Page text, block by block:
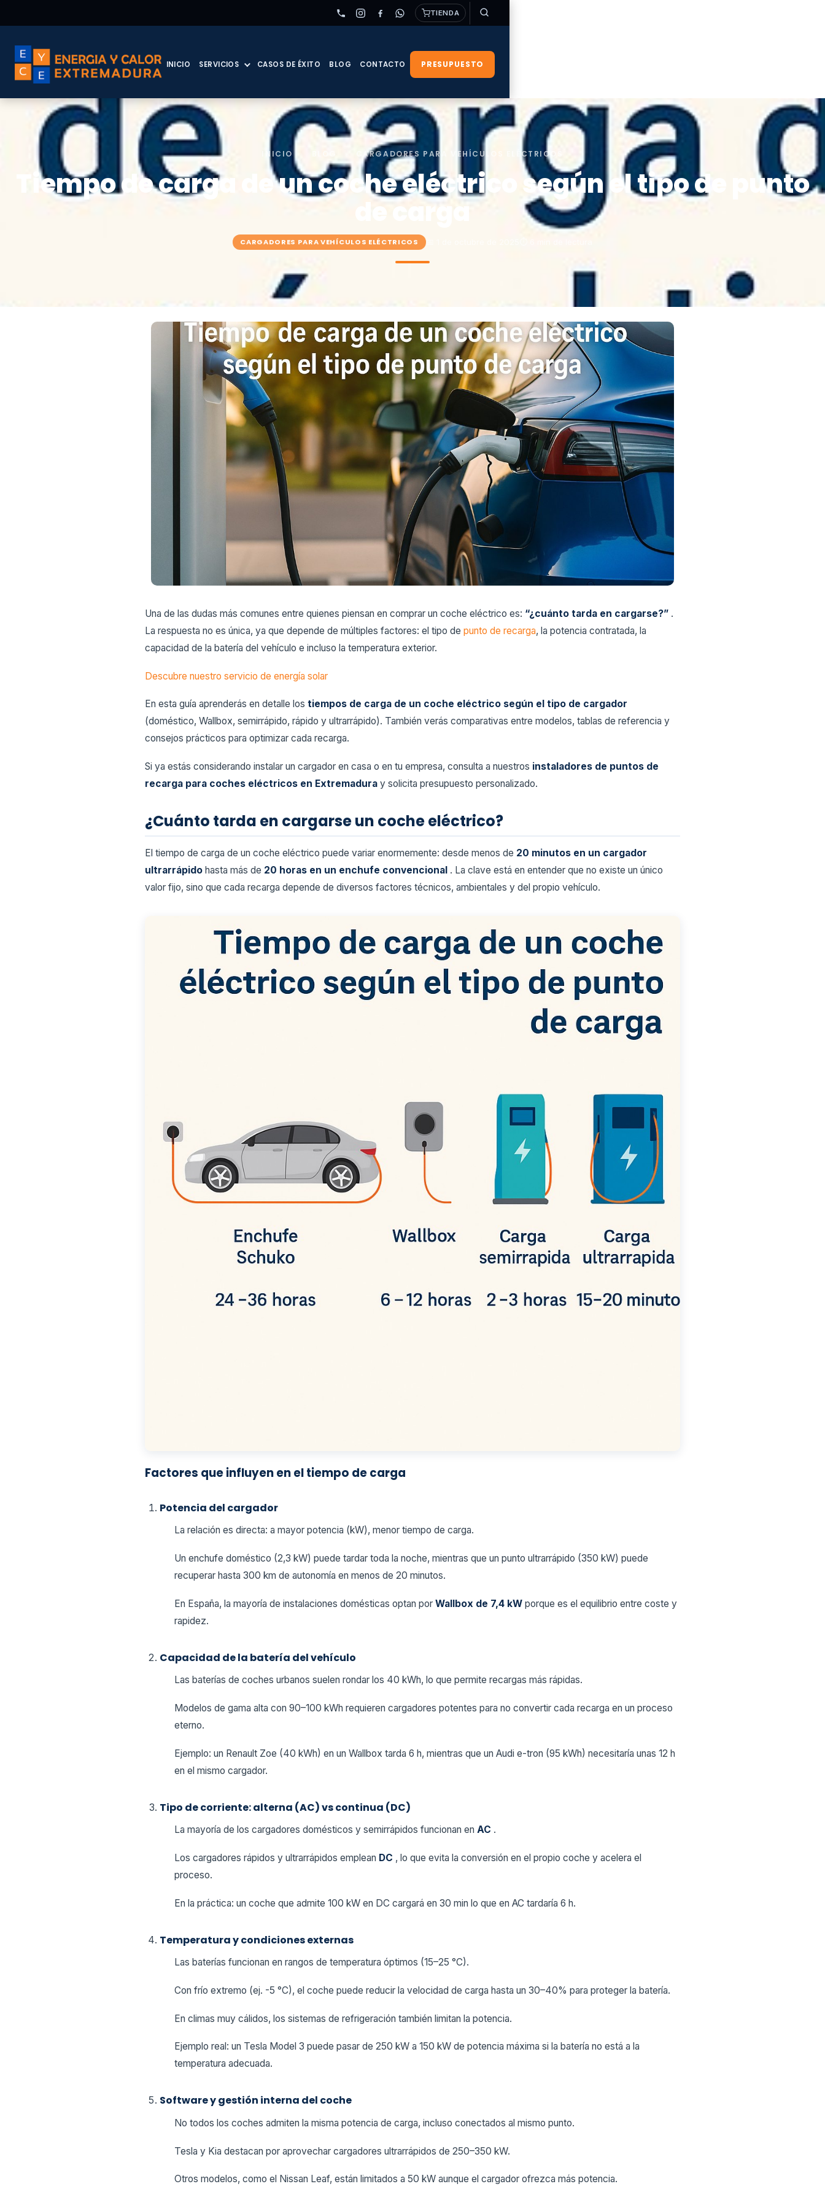
TIENDA
INICIO SERVICIOS CASOS DE ÉXITO BLOG CONTACTO PRESUPUESTO
INICIO CARGADORES PARA VEHÍCULOS ELÉCTRICOS
Tiempo de carga de un coche eléctrico según el tipo de punto
de carga
CARGADORES PARA VEHÍCULOS ELÉCTRICOS 📅 1 de octubre de 2025
Una de las dudas más comunes entre quienes piensan en comprar un coche eléctrico es: “¿cuánto tarda en cargarse?” .
La respuesta no es única, ya que depende de múltiples factores: el tipo de punto de recarga, la potencia contratada, la
capacidad de la batería del vehículo e incluso la temperatura exterior.
Descubre nuestro servicio de energía solar
En esta guía aprenderás en detalle los tiempos de carga de un coche eléctrico según el tipo de cargador
(doméstico, Wallbox, semirrápido, rápido y ultrarrápido). También verás comparativas entre modelos, tablas de referencia y
consejos prácticos para optimizar cada recarga.
Si ya estás considerando instalar un cargador en casa o en tu empresa, consulta a nuestros instaladores de puntos de
recarga para coches eléctricos en Extremadura y solicita presupuesto personalizado.
¿Cuánto tarda en cargarse un coche eléctrico?
El tiempo de carga de un coche eléctrico puede variar enormemente: desde menos de 20 minutos en un cargador
ultrarrápido hasta más de 20 horas en un enchufe convencional . La clave está en entender que no existe un único
valor fijo, sino que cada recarga depende de diversos factores técnicos, ambientales y del propio vehículo.
Factores que influyen en el tiempo de carga
Potencia del cargador
La relación es directa: a mayor potencia (kW), menor tiempo de carga.
Un enchufe doméstico (2,3 kW) puede tardar toda la noche, mientras que un punto ultrarrápido (350 kW) puede
recuperar hasta 300 km de autonomía en menos de 20 minutos.
En España, la mayoría de instalaciones domésticas optan por Wallbox de 7,4 kW porque es el equilibrio entre coste y
rapidez.
Capacidad de la batería del vehículo
Las baterías de coches urbanos suelen rondar los 40 kWh, lo que permite recargas más rápidas.
Modelos de gama alta con 90–100 kWh requieren cargadores potentes para no convertir cada recarga en un proceso
eterno.
Ejemplo: un Renault Zoe (40 kWh) en un Wallbox tarda 6 h, mientras que un Audi e-tron (95 kWh) necesitaría unas 12 h
en el mismo cargador.
Tipo de corriente: alterna (AC) vs continua (DC)
La mayoría de los cargadores domésticos y semirrápidos funcionan en AC .
Los cargadores rápidos y ultrarrápidos emplean DC , lo que evita la conversión en el propio coche y acelera el
proceso.
En la práctica: un coche que admite 100 kW en DC cargará en 30 min lo que en AC tardaría 6 h.
Temperatura y condiciones externas
Las baterías funcionan en rangos de temperatura óptimos (15–25 °C).
Con frío extremo (ej. -5 °C), el coche puede reducir la velocidad de carga hasta un 30–40% para proteger la batería.
En climas muy cálidos, los sistemas de refrigeración también limitan la potencia.
Ejemplo real: un Tesla Model 3 puede pasar de 250 kW a 150 kW de potencia máxima si la batería no está a la
temperatura adecuada.
Software y gestión interna del coche
No todos los coches admiten la misma potencia de carga, incluso conectados al mismo punto.
Tesla y Kia destacan por aprovechar cargadores ultrarrápidos de 250–350 kW.
Otros modelos, como el Nissan Leaf, están limitados a 50 kW aunque el cargador ofrezca más potencia.